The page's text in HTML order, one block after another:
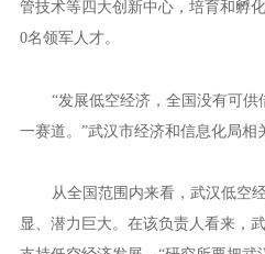
管技术等四大创新中心，培育和孵
0名领军人才。
“发展低空经济，全国没有可
一赛道。”武汉市经济和信息化局相
从全国范围内来看，武汉低空
显、潜力巨大。在该负责人看来，